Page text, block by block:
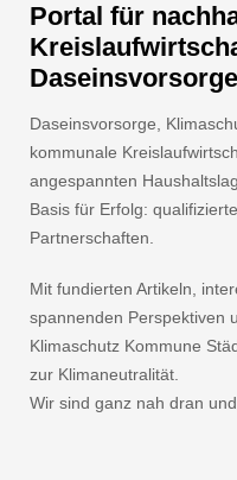
Portal für
Daseinsvorsorge
Daseinsvorsorge,
kommunale
angespannten
Basis für Erfolg:
Partnerschaften.
Mit fundierten Artikeln,
spannenden Perspektiven
Klimaschutz Kommune
zur Klimaneutralität.
Wir sind ganz nah dran